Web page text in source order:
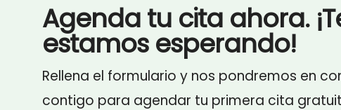
Agenda tu cita ahora.
estamos esperando!
Rellena el formulario y nos pondremos en
contigo para agendar tu primera cita